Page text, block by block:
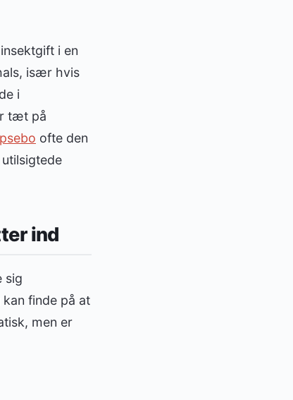
i en
især hvis
i
tæt på
ofte den
ind
sig
finde på at
men er